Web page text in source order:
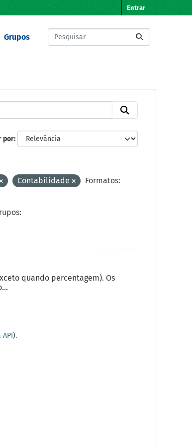
Entrar
Grupos
por
Contabilidade
Formatos:
quando percentagem). Os
).